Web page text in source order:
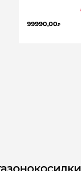
99990,00₽